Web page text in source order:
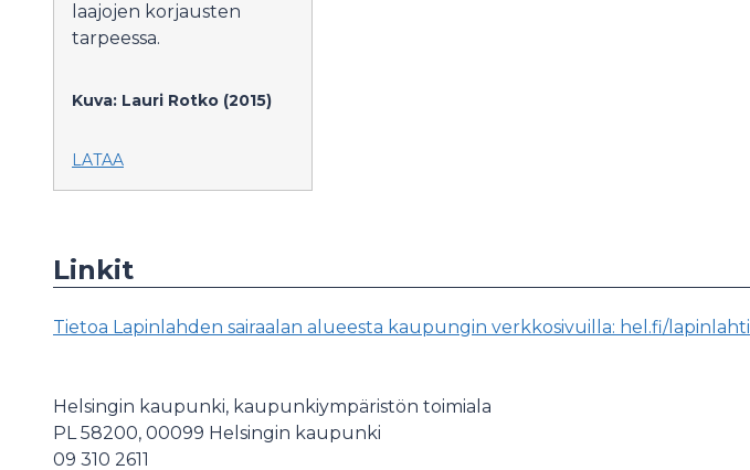
laajojen korjausten
tarpeessa.
Kuva: Lauri Rotko (2015)
LATAA
Linkit
Tietoa Lapinlahden sairaalan alueesta kaupungin verkkosivuilla: hel.fi/lapinlahti
Helsingin kaupunki, kaupunkiympäristön toimiala
PL 58200, 00099 Helsingin kaupunki
09 310 2611